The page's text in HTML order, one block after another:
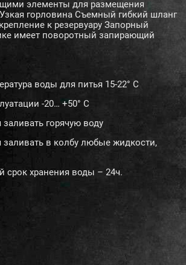
элементы для размещения
горловина Съемный гибкий шланг
к резервуару Запорный
имеет поворотный запирающий
воды для питья 15-22° С
-20… +50° С
горячую воду
заливать в колбу любые жидкости,
срок хранения воды – 24ч.